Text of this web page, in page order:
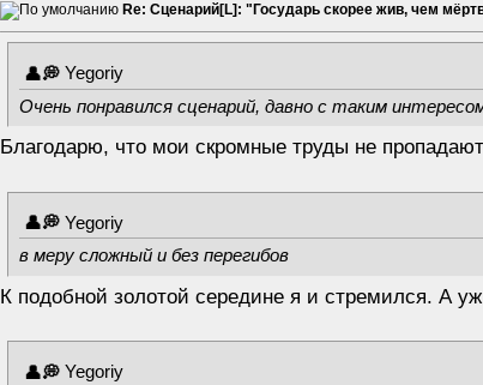
Re: Сценарий[L]: "Государь скорее жив, чем
Yegoriy
Очень понравился сценарий, давно с таким
Благодарю, что мои скромные труды не
Yegoriy
в меру сложный и без перегибов
К подобной золотой середине я и стремился. А
Yegoriy